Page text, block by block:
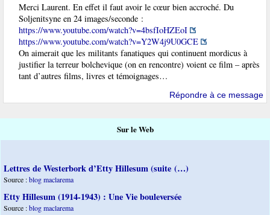
Merci Laurent. En effet il faut avoir le cœur bien accroché. Du
Soljenitsyne en 24 images/seconde :
https://www.youtube.com/watch?v=4bsfIoHZEoI
https://www.youtube.com/watch?v=Y2W4j9U0GCE
On aimerait que les militants fanatiques qui continuent mordicus à
justifier la terreur bolchevique (on en rencontre) voient ce film – après
tant d’autres films, livres et témoignages…
Répondre à ce message
Sur le Web
Lettres de Westerbork d’Etty Hillesum (suite (…)
Source :blog maclarema
Etty Hillesum (1914-1943) : Une Vie bouleversée
Source :blog maclarema